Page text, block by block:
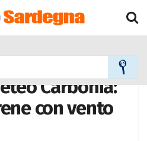
Carbonia:
con vento